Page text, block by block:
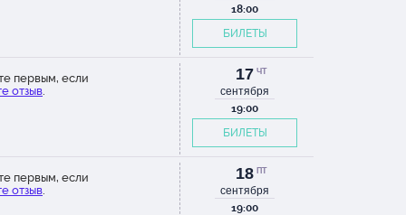
18:00
БИЛЕТЫ
первым, если
отзыв.
17 ЧТ
сентября
19:00
БИЛЕТЫ
первым, если
отзыв.
18 ПТ
сентября
19:00